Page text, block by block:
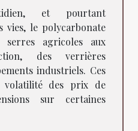
et pourtant
vies, le polycarbonate
serres agricoles aux
des verrières
industriels. Ces
volatilité des prix de
sur certaines